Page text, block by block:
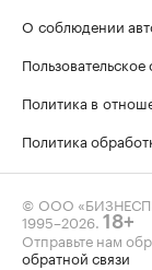
О соблюдении
Политика в
Политика
© ООО
1995–2026. 18+
Отправьте нам
обратной связи